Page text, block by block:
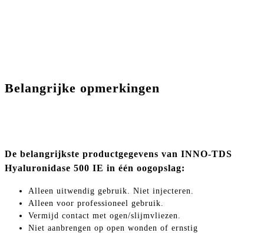
Belangrijke opmerkingen
De belangrijkste productgegevens van INNO-TDS
Hyaluronidase 500 IE in één oogopslag:
Alleen uitwendig gebruik. Niet injecteren.
Alleen voor professioneel gebruik.
Vermijd contact met ogen/slijmvliezen.
Niet aanbrengen op open wonden of ernstig